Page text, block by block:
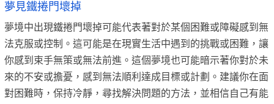
夢見鐵捲門壞掉
夢境中出現鐵捲門壞掉可能代表著對於某個困難或障礙感到無
法克服或控制。這可能是在現實生活中遇到的挑戰或困難，讓
你感到束手無策或無法前進。這個夢境也可能暗示著你對於未
來的不安或擔憂，感到無法順利達成目標或計劃。建議你在面
對困難時，保持冷靜，尋找解決問題的方法，並相信自己有能